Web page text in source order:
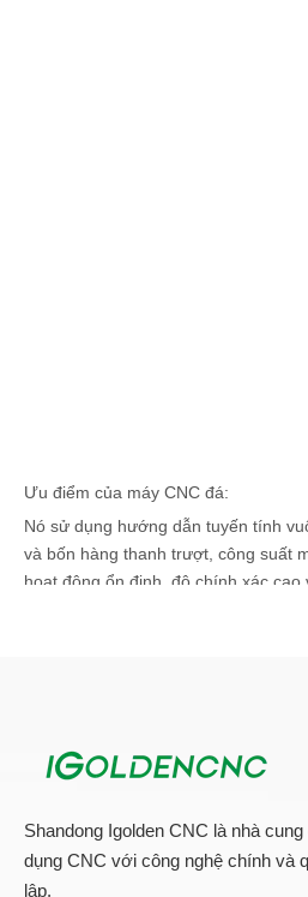
Ưu điểm của máy CNC đá:
Nó sử dụng hướng dẫn tuyến tính
và bốn hàng thanh trượt, công suất
hoạt động ổn định, độ chính xác
với bộ nhớ điểm dừng để đảm bảo
trường hợp tai nạn (dao bị hỏng)
Ứng dụng máy CNC Stone:
Shandong Igolden CNC là nhà
dụng CNC với công nghệ chính và
lập.